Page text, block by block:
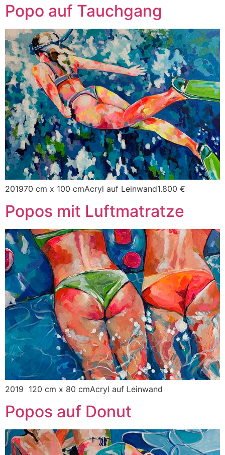
Popo auf Tauchgang
201970 cm x 100 cmAcryl auf Leinwand1.800 €
Popos mit Luftmatratze
2019 120 cm x 80 cmAcryl auf Leinwand
Popos auf Donut